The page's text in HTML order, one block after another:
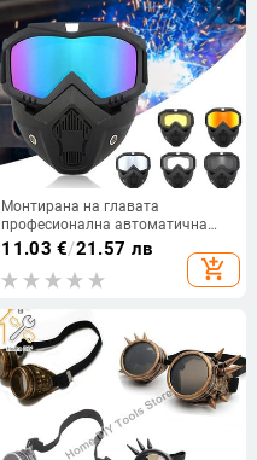
Монтирана на главата
професионална автоматична
маска за заваряване Очила
Светлинен филтър
Противоотблясъци Заваръчна
маска
11.03 €/21.57 лв
add_shopping_cart